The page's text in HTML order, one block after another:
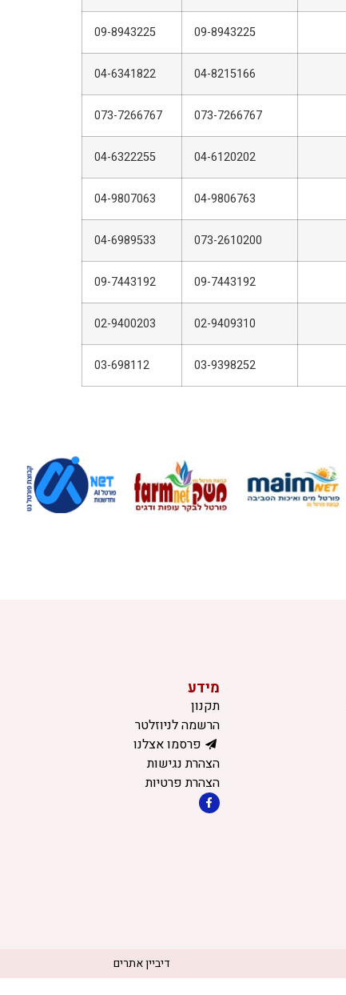
09-8943225
09-8943225
04-8215166
04-6341822
073-7266767
073-7266767
04-6120202
04-6322255
04-9806763
04-9807063
073-2610200
04-6989533
09-7443192
09-7443192
02-9409310
02-9400203
03-9398252
03-698112
מידע
תקנון
הרשמה לניוזלטר
פרסמו אצלנו
הצהרת נגישות
הצהרת פרטיות
דיביין אתרים